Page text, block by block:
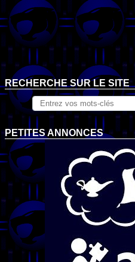
RECHERCHE SUR LE SITE
PETITES ANNONCES